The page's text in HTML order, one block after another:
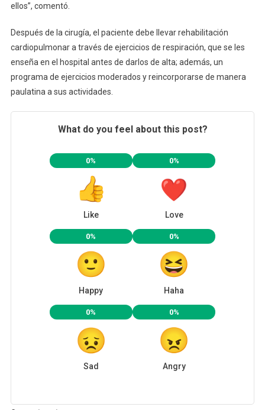
ellos”, comentó.
Después de la cirugía, el paciente debe llevar rehabilitación
cardiopulmonar a través de ejercicios de respiración, que se les
enseña en el hospital antes de darlos de alta; además, un
programa de ejercicios moderados y reincorporarse de manera
paulatina a sus actividades.
What do you feel about this post?
0%
Like
0%
Love
0%
Happy
0%
Haha
0%
Sad
0%
Angry